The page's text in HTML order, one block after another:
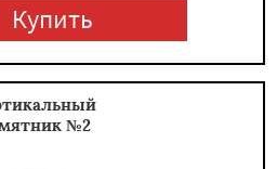
Купить
№2